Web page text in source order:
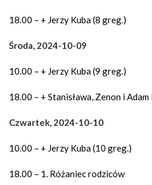
18.00 – + Jerzy Kuba (8 greg.)
Środa, 2024-10-09
10.00 – + Jerzy Kuba (9 greg.)
18.00 – + Stanisława, Zenon i Adam
Czwartek, 2024-10-10
10.00 – + Jerzy Kuba (10 greg.)
18.00 – 1. Różaniec rodziców